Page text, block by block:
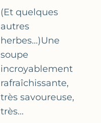
(Et quelques
autres
herbes…)Une
soupe
incroyablement
rafraîchissante,
très savoureuse,
très…